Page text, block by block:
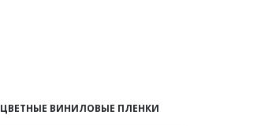
ЦВЕТНЫЕ ВИНИЛОВЫЕ ПЛЕНКИ